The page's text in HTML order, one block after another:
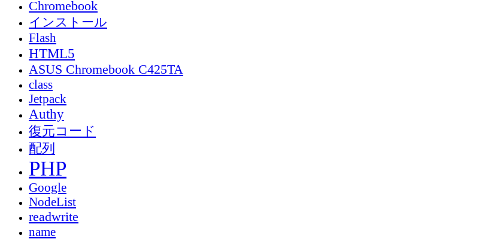
Chromebook
インストール
Flash
HTML5
ASUS Chromebook C425TA
class
Jetpack
Authy
復元コード
配列
PHP
Google
NodeList
readwrite
name